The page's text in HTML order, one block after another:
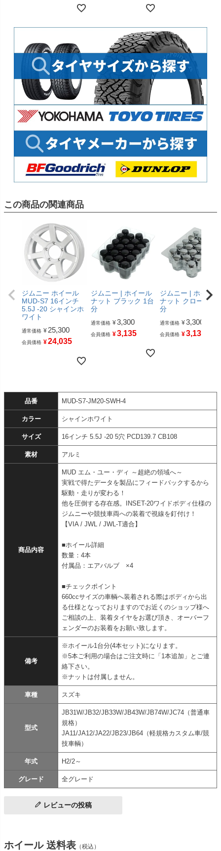
この商品の関連商品
ジムニー ホイール
MUD-S7 16インチ
5.5J -20 シャインホ
ワイト
通常価格 ¥ 25,300
会員価格 ¥24,035
ジムニー | ホイール
ナット ブラック 1台
分
通常価格 ¥3,300
会員価格 ¥3,135
ジムニー | ホイール
ナット クローム 1
分
通常価格 ¥3,300
会員価格 ¥3,135
品番 MUD-S7-JM20-SWH-4
カラー シャインホワイト
サイズ 16インチ 5.5J -20 5穴 PCD139.7 CB108
素材 アルミ
商品内容
MUD エム・ユー・ディ ～超絶の領域へ～
実戦で得たデータを製品にフィードバックするから
駆動・走りが変わる！
他を圧倒する存在感。INSET-20ワイドボディ仕様の
ジムニーや競技車両への装着で視線を釘付け！
【VIA / JWL / JWL-T適合】
■ホイール詳細
数量：4本
付属品：エアバルブ ×4
■チェックポイント
660ccサイズの車輌へ装着される際はボディから出
る仕様となっておりますのでお近くのショップ様へ
ご相談の上、装着タイヤをお選び頂き、オーバーフ
ェンダーのお装着をお願い致します。
備考
※ホイール1台分(4本セット)になります。
※5本ご利用の場合はご注文時に「1本追加」とご連
絡下さい。
※ナットは付属しません。
車種 スズキ
型式
JB31W/JB32/JB33W/JB43W/JB74W/JC74（普通車
規格）
JA11/JA12/JA22/JB23/JB64（軽規格カスタム車/競
技車輌）
年式 H2/2～
グレード 全グレード
レビューの投稿
ホイール 送料表 （税込）